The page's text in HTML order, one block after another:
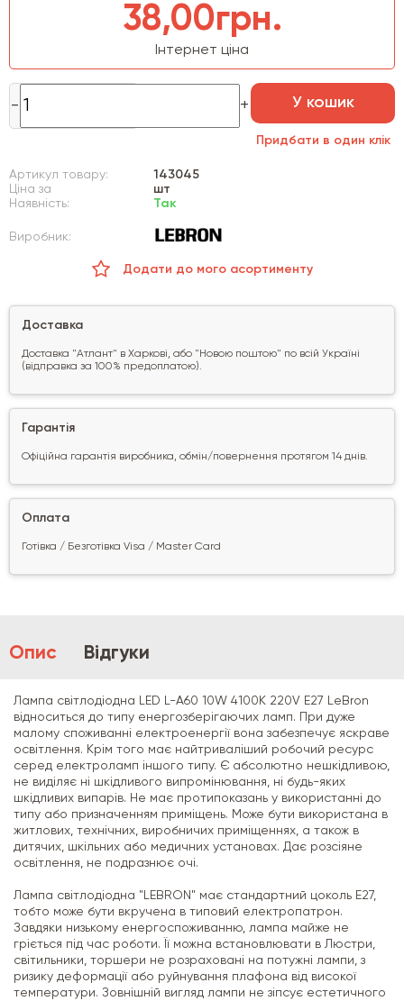
38,00грн.
Інтернет ціна
У кошик
Придбати в один клік
Артикул товару:
143045
Ціна за
шт
Наявність:
Так
Виробник:
Додати до мого асортименту
Доставка
Доставка "Атлант" в Харкові, або "Новою поштою" по всій Україні
(відправка за 100% предоплатою).
Гарантія
Офіційна гарантія виробника, обмін/повернення протягом 14 днів.
Оплата
Готівка / Безготівка Visa / Master Card
Опис Відгуки
Лампа світлодіодна LED L-A60 10W 4100K 220V E27 LeBron
відноситься до типу енергозберігаючих ламп. При дуже
малому споживанні електроенергії вона забезпечує яскраве
освітлення. Крім того має найтриваліший робочий ресурс
серед електроламп іншого типу. Є абсолютно нешкідливою,
не виділяє ні шкідливого випромінювання, ні будь-яких
шкідливих випарів. Не має протипоказань у використанні до
типу або призначенням приміщень. Може бути використана в
житлових, технічних, виробничих приміщеннях, а також в
дитячих, шкільних або медичних установах. Дає розсіяне
освітлення, не подразнює очі.
Лампа світлодіодна "LEBRON" має стандартний цоколь Е27,
тобто може бути вкручена в типовий електропатрон.
Завдяки низькому енергоспоживанню, лампа майже не
гріється під час роботи. Її можна встановлювати в Люстри,
світильники, торшери не розраховані на потужні лампи, з
ризику деформації або руйнування плафона від високої
температури. Зовнішній вигляд лампи не зіпсує естетичного